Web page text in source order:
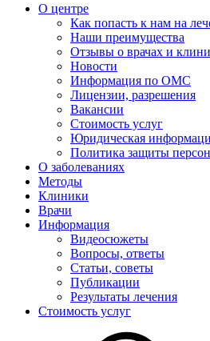
О центре
Как попасть к нам на
Наши преимущества
Отзывы о врачах и
Новости
Информация по ОМС
Лицензии, разрешения
Вакансии
Стоимость услуг
Юридическая
Политика защиты
О заболеваниях
Методы
Клиники
Врачи
Информация
Видеосюжеты
Вопросы, ответы
Статьи, советы
Публикации
Результаты лечения
Стоимость услуг